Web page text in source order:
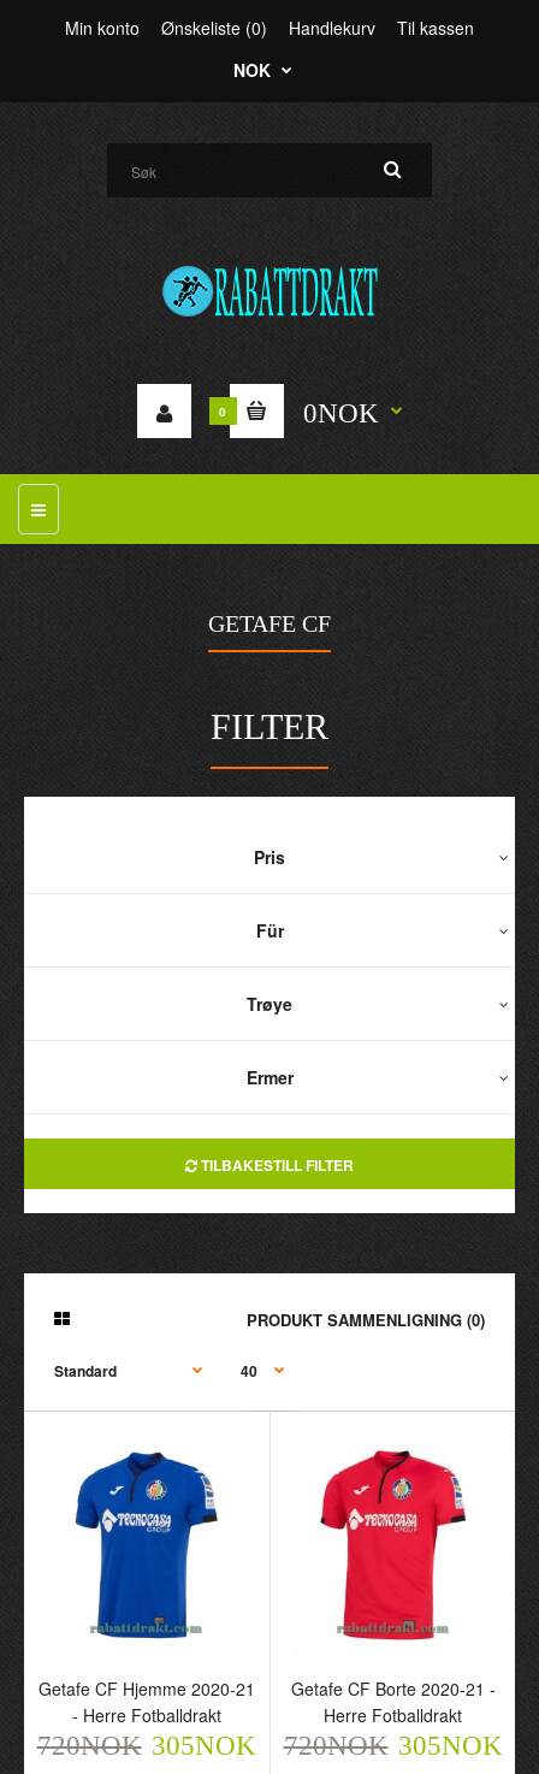
Min konto Ønskeliste (0) Handlekurv
Til kassen
NOK
0 0NOK
GETAFE CF
FILTER
Pris
Für
Trøye
Ermer
TILBAKESTILL FILTER
PRODUKT SAMMENLIGNING (0)
21 - Herre Fotballdrakt
720NOK 305NOK
- Herre Fotballdrakt
720NOK 305NOK
Getafe CF Hjemme 2020-21
- Herre Fotballdrakt
720NOK 305NOK
Getafe CF Borte 2020-21 -
Herre Fotballdrakt
720NOK 305NOK